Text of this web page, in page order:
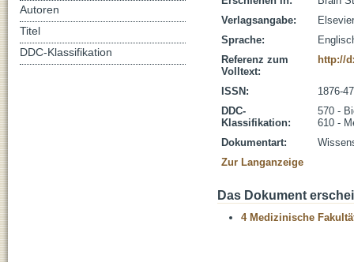
Verlagsangabe:
Sprache:
Referenz zum
Volltext:
http://
ISSN:
1876-
DDC-
Klassifikation:
570 -
610 -
Dokumentart:
Zur Langanzeige
Das Dokument
4 Medizinische
Autoren
Titel
DDC-Klassifikation